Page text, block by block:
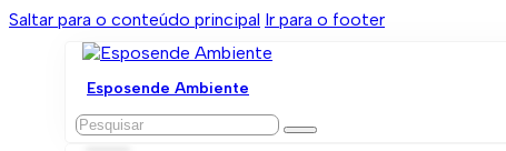
Saltar para o conteúdo principal Ir para o footer
Esposende Ambiente
Pesquisar